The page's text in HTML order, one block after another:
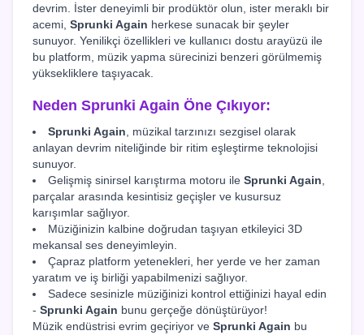
devrim. İster deneyimli bir prodüktör olun, ister meraklı bir
acemi, Sprunki Again herkese sunacak bir şeyler
sunuyor. Yenilikçi özellikleri ve kullanıcı dostu arayüzü ile
bu platform, müzik yapma sürecinizi benzeri görülmemiş
yüksekliklere taşıyacak.
Neden Sprunki Again Öne Çıkıyor:
Sprunki Again, müzikal tarzınızı sezgisel olarak
anlayan devrim niteliğinde bir ritim eşleştirme teknolojisi
sunuyor.
Gelişmiş sinirsel karıştırma motoru ile Sprunki Again,
parçalar arasında kesintisiz geçişler ve kusursuz
karışımlar sağlıyor.
Müziğinizin kalbine doğrudan taşıyan etkileyici 3D
mekansal ses deneyimleyin.
Çapraz platform yetenekleri, her yerde ve her zaman
yaratım ve iş birliği yapabilmenizi sağlıyor.
Sadece sesinizle müziğinizi kontrol ettiğinizi hayal edin
- Sprunki Again bunu gerçeğe dönüştürüyor!
Müzik endüstrisi evrim geçiriyor ve Sprunki Again bu